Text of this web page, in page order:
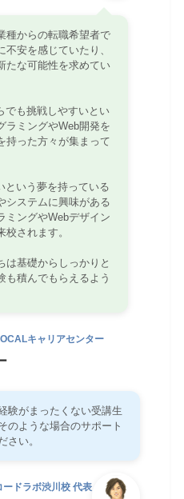
種からの転職希望者で
安を感じていたり、
たな可能性を求めてい
でも挑戦しやすいとい
ラミングやWeb開発を
持った方々が集まって
という夢を持っている
システムに興味がある
ミングやWebデザイン
されます。
は基礎からしっかりと
も積んでもらえるよう
キャリアセンター
験がまったくない受講生
のような場合のサポート
さい。
ードラボ渋川校 代表